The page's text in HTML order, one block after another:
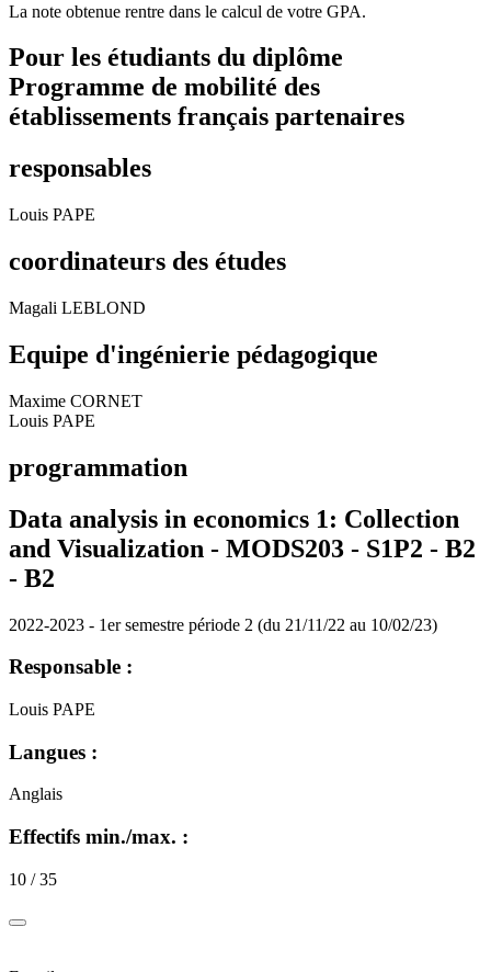
La note obtenue rentre dans le calcul de votre GPA.
Pour les étudiants du diplôme
Programme de mobilité des
établissements français partenaires
responsables
Louis PAPE
coordinateurs des études
Magali LEBLOND
Equipe d'ingénierie pédagogique
Maxime CORNET
Louis PAPE
programmation
Data analysis in economics 1: Collection
and Visualization - MODS203 - S1P2 - B2
- B2
2022-2023 - 1er semestre période 2 (du 21/11/22 au 10/02/23)
Responsable :
Louis PAPE
Langues :
Anglais
Effectifs min./max. :
10 / 35